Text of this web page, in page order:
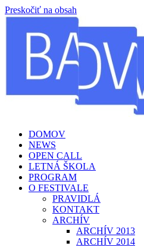
Preskočiť na obsah
DOMOV
NEWS
OPEN CALL
LETNÁ ŠKOLA
PROGRAM
O FESTIVALE
PRAVIDLÁ
KONTAKT
ARCHÍV
ARCHÍV 2013
ARCHÍV 2014